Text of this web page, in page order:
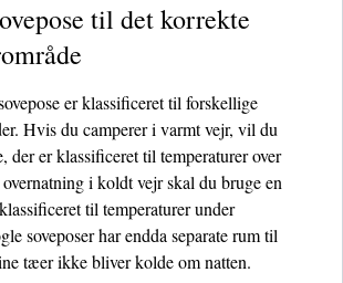
til det korrekte
er klassificeret til forskellige
Hvis du camperer i varmt vejr, vil du
der er klassificeret til temperaturer over
i koldt vejr skal du bruge en
til temperaturer under
soveposer har endda separate rum til
tæer ikke bliver kolde om natten.